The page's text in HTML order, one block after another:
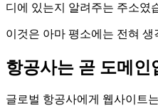
디에 있는지 알려주는 주소였
이것은 아마 평소에는 전혀
항공사는 곧 도메인
글로벌 항공사에게 웹사이트